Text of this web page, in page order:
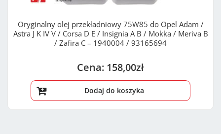
Oryginalny olej przekładniowy 75W85 do Opel Adam /
Astra J K IV V / Corsa D E / Insignia A B / Mokka / Meriva B
/ Zafira C – 1940004 / 93165694
158,00zł
Dodaj do koszyka